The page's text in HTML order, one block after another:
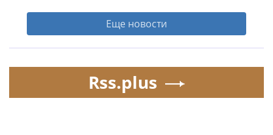
Еще новости
Rss.plus